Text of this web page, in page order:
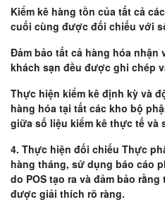
Kiểm kê hàng tồn của tất cả
cuối cùng được đối chiếu với
Đảm bảo tất cả hàng hóa nhận
khách sạn đều được ghi chép
Thực hiện kiểm kê định kỳ và
hàng hóa tại tất các kho bộ
giữa số liệu kiểm kê thực tế và
4. Thực hiện đối chiếu Thực
hàng tháng, sử dụng báo cáo
do POS tạo ra và đảm bảo
được giải thích rõ ràng.